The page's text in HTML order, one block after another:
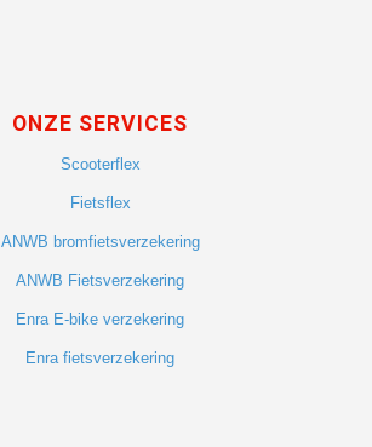
ONZE SERVICES
Scooterflex
Fietsflex
ANWB bromfietsverzekering
ANWB Fietsverzekering
Enra E-bike verzekering
Enra fietsverzekering